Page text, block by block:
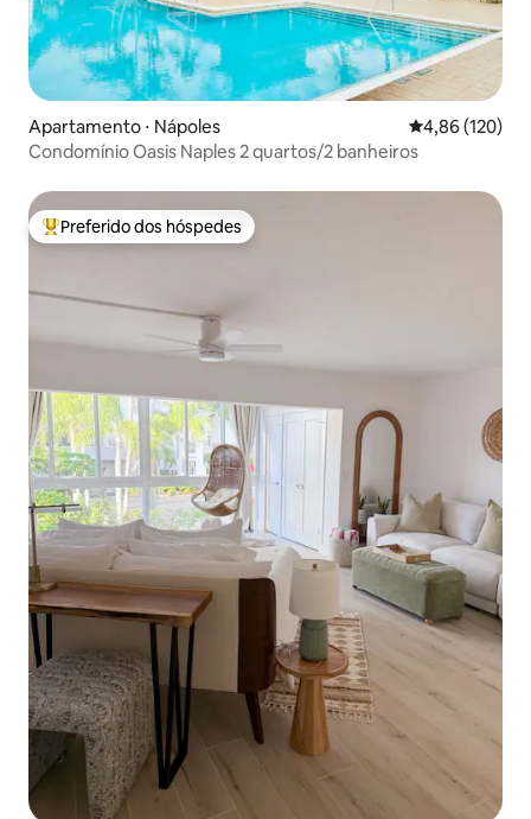
Apartamento ⋅ Nápoles 4,86 de uma
4,86 (120)
Condomínio Oasis Naples 2 quartos/2 banheiros
Entre os melhores preferidos dos hóspedes
Preferido dos hóspedes